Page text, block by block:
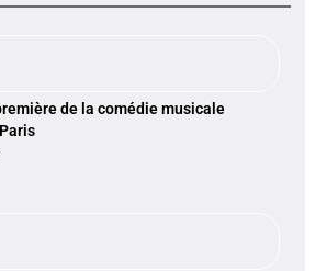
de la comédie musicale